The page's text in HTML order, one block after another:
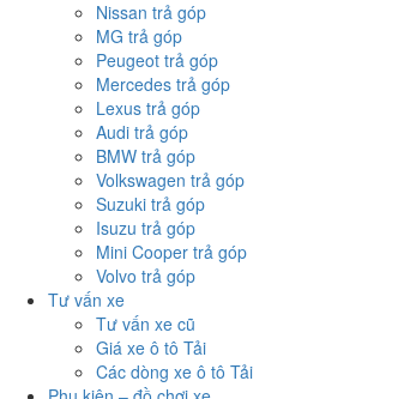
Nissan trả góp
MG trả góp
Peugeot trả góp
Mercedes trả góp
Lexus trả góp
Audi trả góp
BMW trả góp
Volkswagen trả góp
Suzuki trả góp
Isuzu trả góp
Mini Cooper trả góp
Volvo trả góp
Tư vấn xe
Tư vấn xe cũ
Giá xe ô tô Tải
Các dòng xe ô tô Tải